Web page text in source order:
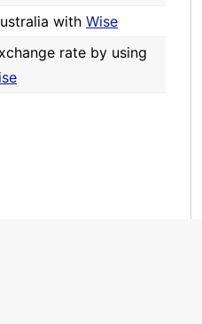
with Wise
rate by using